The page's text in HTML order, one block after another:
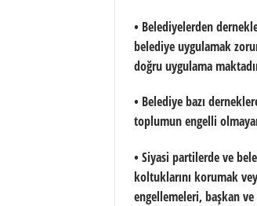
• Belediyelerden
belediye uygulamak
doğru uygulama
• Belediye bazı
toplumun engelli
• Siyasi partilerde ve
koltuklarını korumak
engellemeleri, başkan